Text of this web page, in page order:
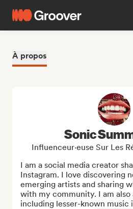
À propos
Sonic
Influenceur·euse Sur Les
I am a social media creator
Instagram. I love discovering
emerging artists and sharing
with my community. I am
including lesser-known music